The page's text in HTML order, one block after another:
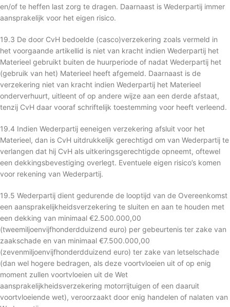
en/of te heffen last zorg te dragen. Daarnaast is Wederpartij immer
aansprakelijk voor het eigen risico.
19.3 De door CvH bedoelde (casco)verzekering zoals vermeld in
het voorgaande artikellid is niet van kracht indien Wederpartij het
Materieel gebruikt buiten de huurperiode of nadat Wederpartij het
(gebruik van het) Materieel heeft afgemeld. Daarnaast is de
verzekering niet van kracht indien Wederpartij het Materieel
onderverhuurt, uitleent of op andere wijze aan een derde afstaat,
tenzij CvH daar vooraf schriftelijk toestemming voor heeft verleend.
19.4 Indien Wederpartij eeneigen verzekering afsluit voor het
Materieel, dan is CvH uitdrukkelijk gerechtigd om van Wederpartij te
verlangen dat hij CvH als uitkeringsgerechtigde opneemt, oftewel
een dekkingsbevestiging overlegt. Eventuele eigen risico’s komen
voor rekening van Wederpartij.
19.5 Wederpartij dient gedurende de looptijd van de Overeenkomst
een aansprakelijkheidsverzekering te sluiten en aan te houden met
een dekking van minimaal €2.500.000,00
(tweemiljoenvijfhonderdduizend euro) per gebeurtenis ter zake van
zaakschade en van minimaal €7.500.000,00
(zevenmiljoenvijfhonderdduizend euro) ter zake van letselschade
(dan wel hogere bedragen, als deze voortvloeien uit of op enig
moment zullen voortvloeien uit de Wet
aansprakelijkheidsverzekering motorrijtuigen of een daaruit
voortvloeiende wet), veroorzaakt door enig handelen of nalaten van